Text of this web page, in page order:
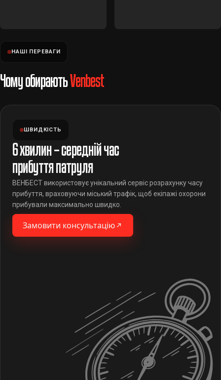
НАШІ ПЕРЕВАГИ
Чому обираютьVenbest
ШВИДКІСТЬ
6 хвилин – середній час
прибуття патруля
ВЕНБЕСТ використовує унікальний сервіс розрахунку часу
прибуття, враховуючи міський трафік, щоб екіпажі охорони
прибували максимально швидко.
Замовити консультацію